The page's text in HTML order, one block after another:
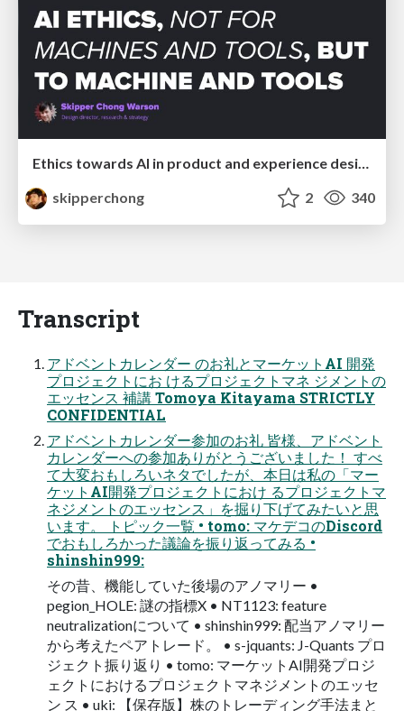
Ethics towards AI in product and experience design
skipperchong
2 340
Transcript
アドベントカレンダー のお礼とマーケットAI 開発
プロジェクトにお けるプロジェクトマネ ジメントの
エッセンス 補講 Tomoya Kitayama STRICTLY
CONFIDENTIAL
アドベントカレンダー参加のお礼 皆様、アドベント
カレンダーへの参加ありがとうございました！ すべ
て大変おもしろいネタでしたが、本日は私の「マー
ケットAI開発プロジェクトにおけ るプロジェクトマ
ネジメントのエッセンス」を掘り下げてみたいと思
います。 トピック一覧 • tomo: マケデコのDiscord
でおもしろかった議論を振り返ってみる •
shinshin999:
その昔、機能していた後場のアノマリー •
pegion_HOLE: 謎の指標X • NT1123: feature
neutralizationについて • shinshin999: 配当アノマリー
から考えたペアトレード。 • s-jquants: J-Quants プロ
ジェクト振り返り • tomo: マーケットAI開発プロジ
ェクトにおけるプロジェクトマネジメントのエッセ
ン ス • uki: 【保存版】株のトレーディング手法まと